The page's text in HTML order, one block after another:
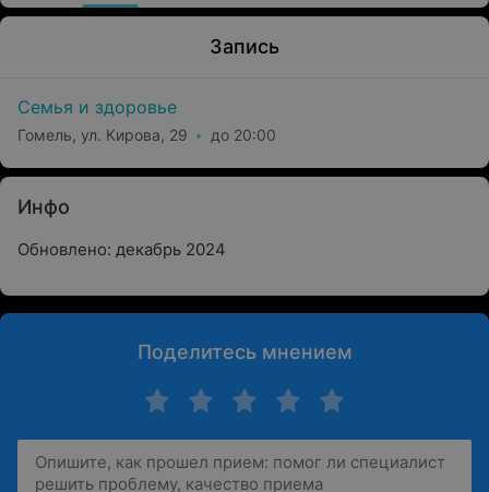
Запись
Семья и здоровье
Гомель, ул. Кирова, 29 до 20:00
Инфо
Обновлено: декабрь 2024
Поделитесь мнением